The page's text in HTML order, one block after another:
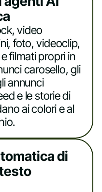
video
foto, videoclip,
filmati propri in
carosello, gli
annunci
e le storie di
ai colori e al
di